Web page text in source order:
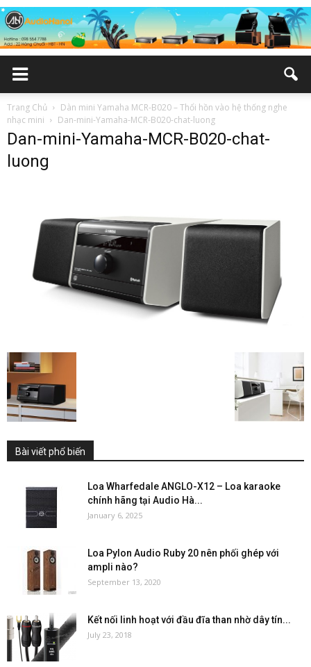
Trang Chủ
Dàn mini Yamaha MCR-B020 – Thổi hồn vào hệ thống nghe
nhạc mini
Dan-mini-Yamaha-MCR-B020-chat-luong
Dan-mini-Yamaha-MCR-B020-chat-
luong
Bài viết phổ biến
Loa Wharfedale ANGLO-X12 – Loa karaoke
chính hãng tại Audio Hà...
January 6, 2025
Loa Pylon Audio Ruby 20 nên phối ghép với
ampli nào?
September 13, 2020
Kết nối linh hoạt với đầu đĩa than nhờ dây tín...
July 23, 2018